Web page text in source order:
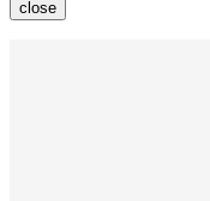
close